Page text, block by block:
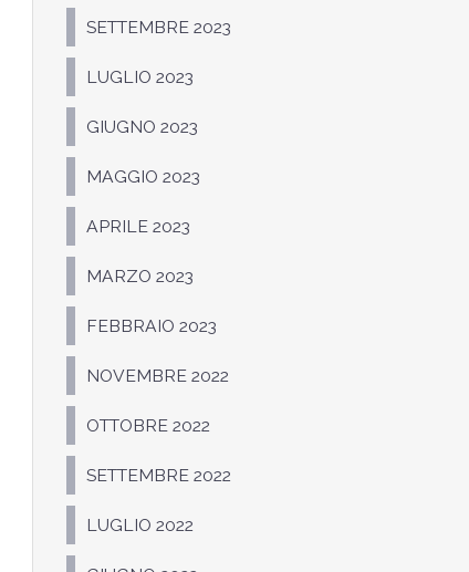
SETTEMBRE 2023
LUGLIO 2023
GIUGNO 2023
MAGGIO 2023
APRILE 2023
MARZO 2023
FEBBRAIO 2023
NOVEMBRE 2022
OTTOBRE 2022
SETTEMBRE 2022
LUGLIO 2022